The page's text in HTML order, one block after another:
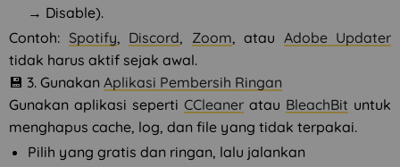
→ Disable).
Contoh: Spotify, Discord, Zoom, atau Adobe Updater
tidak harus aktif sejak awal.
💾 3. Gunakan Aplikasi Pembersih Ringan
Gunakan aplikasi seperti CCleaner atau BleachBit untuk
menghapus cache, log, dan file yang tidak terpakai.
Pilih yang gratis dan ringan, lalu jalankan